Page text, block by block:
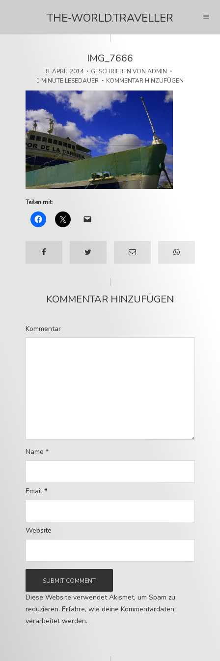
THE-WORLD.TRAVELLER
IMG_7666
8. APRIL 2014 GESCHRIEBEN VON ADMIN
1 MINUTE LESEDAUER
KOMMENTAR HINZUFÜGEN
Teilen mit:
KOMMENTAR HINZUFÜGEN
Kommentar
Name *
Email *
Website
Diese Website verwendet Akismet, um Spam zu
reduzieren. Erfahre, wie deine Kommentardaten
verarbeitet werden.